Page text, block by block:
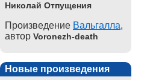
Николай Отпущения
Произведение Вальгалла,
автор Voronezh-death
Новые произведения